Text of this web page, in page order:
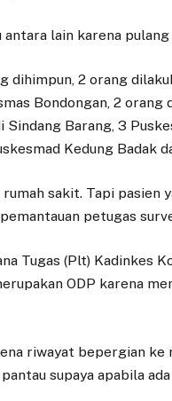
antara lain karena
dihimpun, 2 orang
Bondongan, 2 orang
Sindang Barang, 3
Kedung Badak
rumah sakit. Tapi
petugas
Tugas (Plt) Kadinkes
ODP karena
riwayat bepergian
supaya apabila